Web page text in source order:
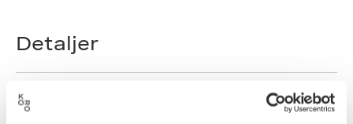
Detaljer
Datering